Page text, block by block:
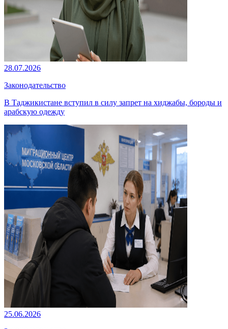
28.07.2026
Законодательство
В Таджикистане вступил в силу запрет на хиджабы, бороды и
арабскую одежду
25.06.2026